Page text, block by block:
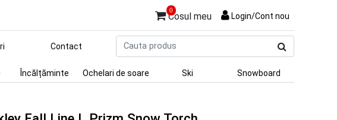
0
Cosul meu Login/Cont nou
produs
Contact
Încălțăminte Ochelari de soare Ski Snowboard